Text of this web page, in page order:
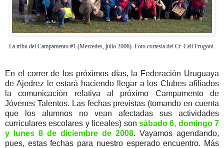
La tribu del Campamento #1 (Mercedes, julio 2006). Foto cortesía del Cr. Celi Frugoni.
En el correr de los próximos días, la Federación Uruguaya
de Ajedrez le estará haciendo llegar a los Clubes afiliados
la comunicación relativa al próximo Campamento de
Jóvenes Talentos. Las fechas previstas (tomando en cuenta
que los alumnos no vean afectadas sus actividades
curriculares escolares y liceales) son sábado 6, domingo 7
y lunes 8 de diciembre de 2008. Vayamos agendando,
pues, estas fechas para nuestro esperado encuentro. Más